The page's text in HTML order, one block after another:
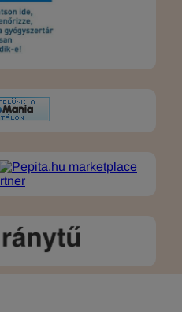
marketplace